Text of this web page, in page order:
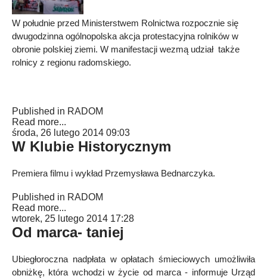
W południe przed Ministerstwem Rolnictwa rozpocznie się
dwugodzinna ogólnopolska akcja protestacyjna rolników w
obronie polskiej ziemi. W manifestacji wezmą udział także
rolnicy z regionu radomskiego.
Published in RADOM
Read more...
środa, 26 lutego 2014 09:03
W Klubie Historycznym
Premiera filmu i wykład Przemysława Bednarczyka.
Published in RADOM
Read more...
wtorek, 25 lutego 2014 17:28
Od marca- taniej
Ubiegłoroczna nadpłata w opłatach śmieciowych umożliwiła
obniżkę, która wchodzi w życie od marca - informuje Urząd